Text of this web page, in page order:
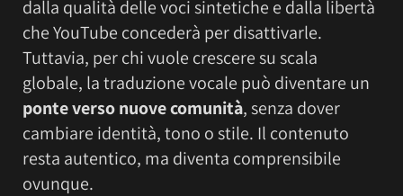
dalla qualità delle voci sintetiche e dalla libertà
che YouTube concederà per disattivarle.
Tuttavia, per chi vuole crescere su scala
globale, la traduzione vocale può diventare un
ponte verso nuove comunità, senza dover
cambiare identità, tono o stile. Il contenuto
resta autentico, ma diventa comprensibile
ovunque.